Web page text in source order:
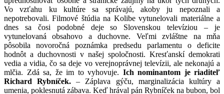
Vo vzťahu ku kultúre sa správajú, akoby ju nepoznali a
nepotrebovali. Filmové štúdia na Kolibe vytunelovali materiálne a
dnes sa čosi podobné deje so Slovenskou televíziou – je
vytunelovaná obsahovo a duchovne. Veľmi zvláštne na mňa
pôsobila novoročná poznámka predsedu parlamentu o deficite
hodnôt a duchovnosti v našej spoločnosti. Kresťanskí demokrati
vedia a vidia, čo sa deje vo verejnoprávnej televízii, ale nekonajú a
mlčia. Zdá sa, že im to vyhovuje. Ich nominantom je riaditeľ
Richard Rybníček.– Záplava gýču, marginalizácia kultúry a
umenia, poklesnutá zábava. Keď hrával pán Rybníček na bubon, bol